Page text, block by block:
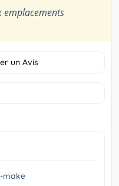
emplacements
un Avis
make